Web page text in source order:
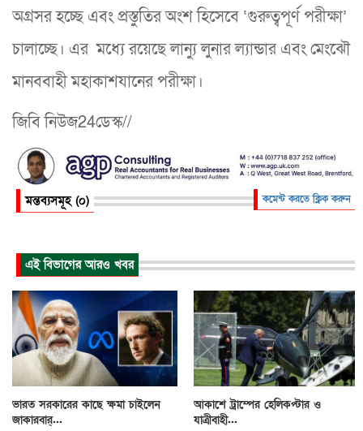
অগ্রসর হচ্ছে এবং প্রস্তুতির অংশ হিসেবে ‘গুরুত্বপূর্ণ পরীক্ষা’
চালাচ্ছে। এর মধ্যে রয়েছে লান্যু লুনার ল্যান্ডার এবং মেংঝৌ
মানববাহী মহাকাশযানের পরীক্ষা।
জিবি নিউজ24ডেস্ক//
মন্তব্যসমূহ (০) কমেন্ট করতে ক্লিক করুন
এই বিভাগের আরও খবর
ভারত সরকারের কাছে ক্ষমা চাইলেন
জাকারবার্...
আকাশে ট্রাম্পের হেলিকপ্টার ও
যাত্রীবাহী...